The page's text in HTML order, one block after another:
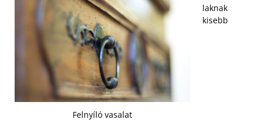
Felnyíló vasalat
laknak
kisebb